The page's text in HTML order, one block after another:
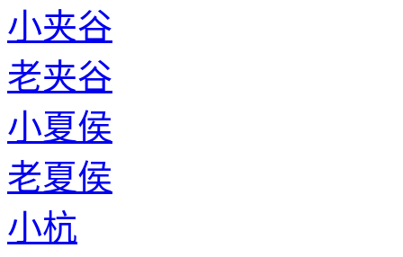
小夹谷
老夹谷
小夏侯
老夏侯
小杭